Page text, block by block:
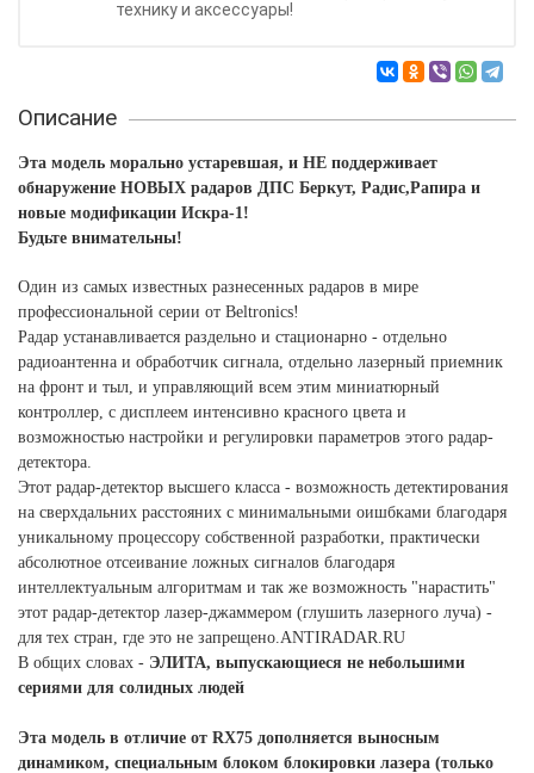
технику и аксессуары!
Описание
Эта модель морально устаревшая, и НЕ поддерживает
обнаружение НОВЫХ радаров ДПС Беркут, Радис,Рапира и
новые модификации Искра-1!
Будьте внимательны!
Один из самых известных разнесенных радаров в мире
профессиональной серии от Beltronics!
Радар устанавливается раздельно и стационарно - отдельно
радиоантенна и обработчик сигнала, отдельно лазерный приемник
на фронт и тыл, и управляющий всем этим миниатюрный
контроллер, с дисплеем интенсивно красного цвета и
возможностью настройки и регулировки параметров этого радар-
детектора.
Этот радар-детектор высшего класса - возможность детектирования
на сверхдальних расстояних с минимальными оишбками благодаря
уникальному процессору собственной разработки, практически
абсолютное отсеивание ложных сигналов благодаря
интеллектуальным алгоритмам и так же возможность "нарастить"
этот радар-детектор лазер-джаммером (глушить лазерного луча) -
для тех стран, где это не запрещено.ANTIRADAR.RU
В общих словах - ЭЛИТА, выпускающиеся не небольшими
сериями для солидных людей
Эта модель в отличие от RX75 дополняется выносным
динамиком, специальным блоком блокировки лазера (только